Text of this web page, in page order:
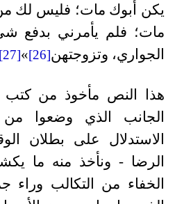
يكن أبوك مات؛ فليس لك
مات؛ فلم يأمرني بدفع
الجواري، وتزوجتهن[26]
»
[27]
هذا النص مأخوذ من كتب
الجانب الذي وضعوا
الاستدلال على بطلان
الرضا - ونأخذ منه ما
الخفاء من التكالب وراء